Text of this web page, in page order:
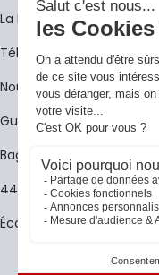
La BagShow
​Télécharger le catalogue
Nous contacter
Guides La Baguetterie
Baguetterie Shop Online
44 ans de rencontres
Écoles